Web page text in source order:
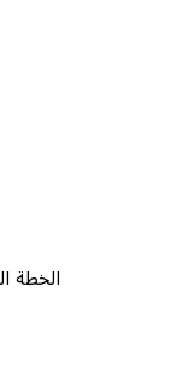
الخطة المجانية